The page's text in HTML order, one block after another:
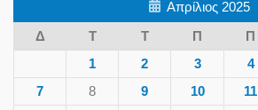
Απρίλιος 2025
Δ
Τ Τ Π Π
1
2 3 4
7
8 9 10 11